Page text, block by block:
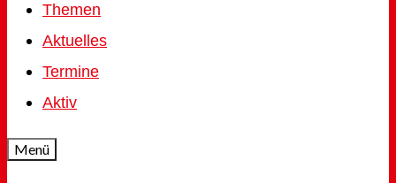
Themen
Aktuelles
Termine
Aktiv
Menü